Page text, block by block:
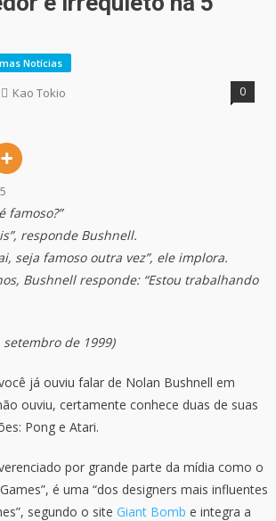
Notícias
Kao Tokio 0
responde Bushnell.
famoso outra vez”, ele implora.
Bushnell responde: “Estou trabalhando
de 1999)
já ouviu falar de Nolan Bushnell em
ouviu, certamente conhece duas de suas
Pong e Atari.
por grande parte da mídia como o
é uma “dos designers mais influentes
segundo o site Giant Bomb e integra a